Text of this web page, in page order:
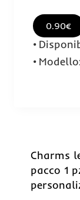
0.90€
Charms
pacco 1